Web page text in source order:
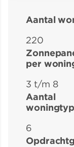
Aantal
220
per
3 t/m 8
Aantal
6